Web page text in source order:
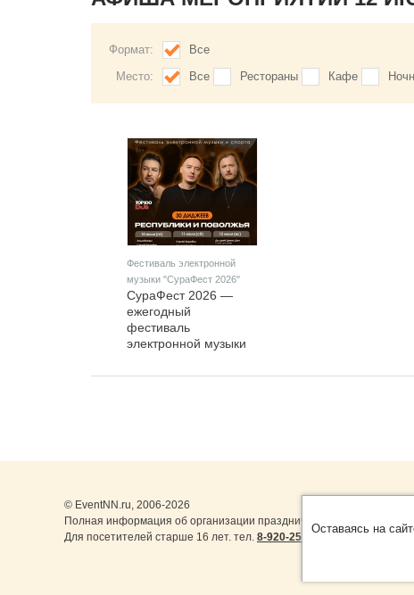
Формат:
Все
Место:
Все Рестораны Кафе
Фестиваль электронной
музыки "СураФест 2026"
СураФест 2026 —
ежегодный
фестиваль
электронной музыки
июля 2026 года.
© EventNN.ru, 2006-2026
Полная информация об организации праздничных мероприятий в
Для посетителей старше 16 лет. тел. 8-920-253-22-14 8-999-077-15-
Оставаясь на